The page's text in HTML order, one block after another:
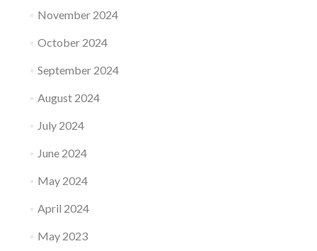
November 2024
October 2024
September 2024
August 2024
July 2024
June 2024
May 2024
April 2024
May 2023